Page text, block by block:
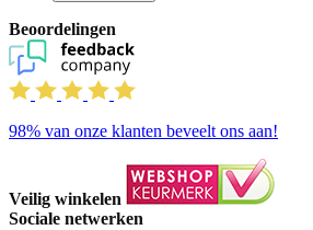
Beoordelingen
98% van onze klanten beveelt ons aan!
Veilig winkelen
Sociale netwerken